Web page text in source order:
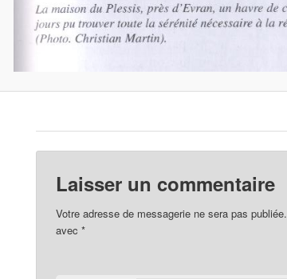
Laisser un commentaire
Votre adresse de messagerie ne sera pas publiée.
avec*